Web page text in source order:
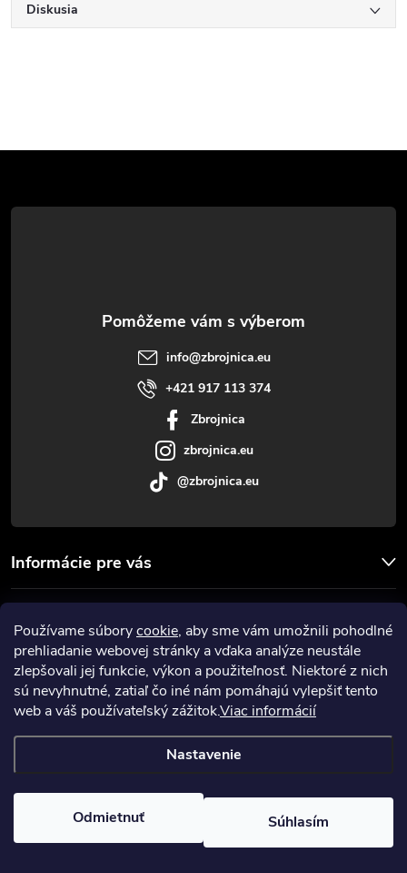
Používame súborycookie, aby sme vám umožnili pohodlné
prehliadanie webovej stránky a vďaka analýze neustále
zlepšovali jej funkcie, výkon a použiteľnosť. Niektoré z nich
sú nevyhnutné, zatiaľ čo iné nám pomáhajú vylepšiť tento
web a váš používateľský zážitok.Viac informácií
Nastavenie
Odmietnuť Súhlasím
Diskusia
á
Informácie pre vás
Prijímame online platby
info@zbrojnica.eu
+421 917 113 374
Zbrojnica
zbrojnica.eu
@zbrojnica.eu
cookies